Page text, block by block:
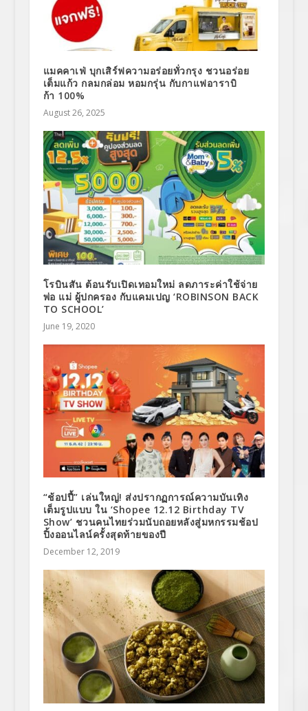
แมคคาเฟ่ บุกเสิร์ฟความอร่อยทั่วกรุง ชวนอร่อย
เต็มแก้ว กลมกล่อม หอมกรุ่น กับกาแฟอาราบิ
ก้า 100%
August 26, 2025
โรบินสัน ต้อนรับเปิดเทอมใหม่ ลดภาระค่าใช้จ่าย
พ่อ แม่ ผู้ปกครอง กับแคมเปญ ‘ROBINSON BACK
TO SCHOOL’
June 19, 2020
“ช้อปปี้” เล่นใหญ่! ส่งปรากฏการณ์ความบันเทิง
เต็มรูปแบบ ใน ‘Shopee 12.12 Birthday TV
Show’ ชวนคนไทยร่วมนับถอยหลังสู่มหกรรมช้อป
ปิ้งออนไลน์ครั้งสุดท้ายของปี
December 12, 2019